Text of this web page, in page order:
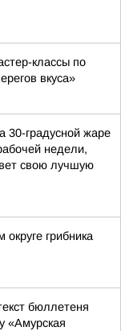
классы по
вкуса»
30-градусной жаре
недели,
свою лучшую
грибника
бюллетеня
«Амурская